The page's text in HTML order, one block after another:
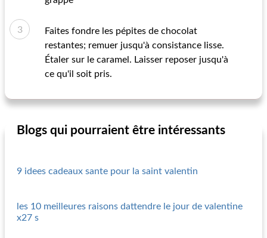
Faites fondre les pépites de chocolat
restantes; remuer jusqu'à consistance lisse.
Étaler sur le caramel. Laisser reposer jusqu'à
ce qu'il soit pris.
Blogs qui pourraient être intéressants
9 idees cadeaux sante pour la saint valentin
les 10 meilleures raisons dattendre le jour de valentine
x27 s